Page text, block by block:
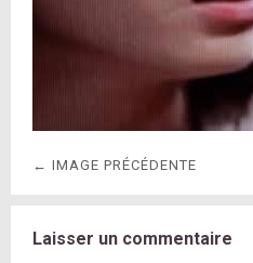
← IMAGE PRÉCÉDENTE
Laisser un commentaire